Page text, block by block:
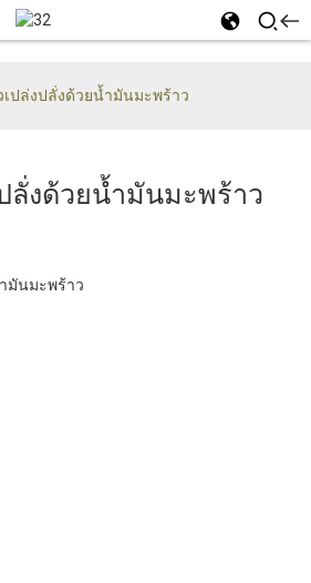
เปล่งปลั่งด้วยน้ำมันมะพร้าว
ลั่งด้วยน้ำมันมะพร้าว